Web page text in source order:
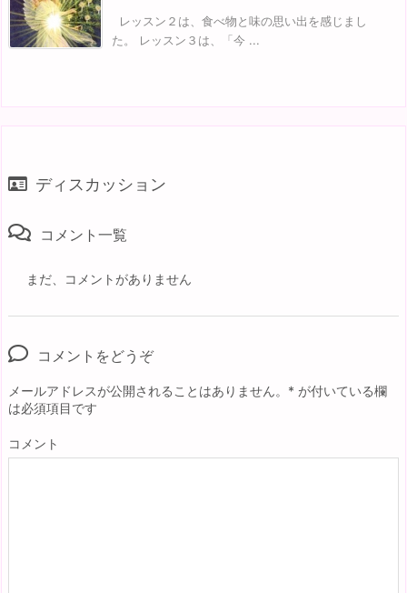
レッスン２は、食べ物と味の思い出を感じまし
た。 レッスン３は、「今 ...
ディスカッション
コメント一覧
まだ、コメントがありません
コメントをどうぞ
メールアドレスが公開されることはありません。 * が付いている欄
は必須項目です
コメント